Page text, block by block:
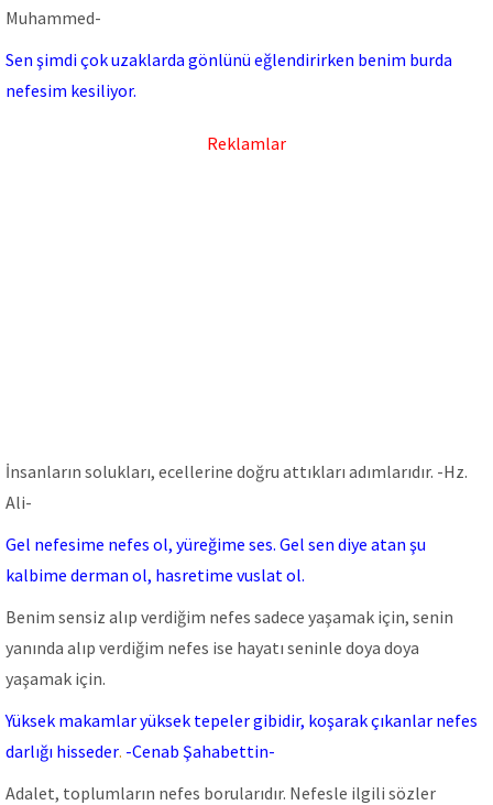
Muhammed-
Sen şimdi çok uzaklarda gönlünü eğlendirirken benim burda
nefesim kesiliyor.
Reklamlar
İnsanların solukları, ecellerine doğru attıkları adımlarıdır. -Hz.
Ali-
Gel nefesime nefes ol, yüreğime ses. Gel sen diye atan şu
kalbime derman ol, hasretime vuslat ol.
Benim sensiz alıp verdiğim nefes sadece yaşamak için, senin
yanında alıp verdiğim nefes ise hayatı seninle doya doya
yaşamak için.
Yüksek makamlar yüksek tepeler gibidir, koşarak çıkanlar nefes
darlığı hisseder. -Cenab Şahabettin-
Adalet, toplumların nefes borularıdır. Nefesle ilgili sözler